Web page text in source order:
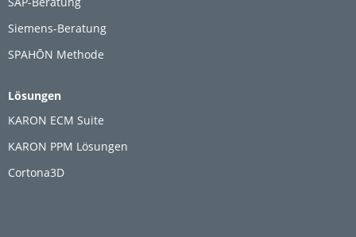
Siemens-Beratung
SPAHŌN Methode
Lösungen
KARON ECM Suite
KARON PPM Lösungen
Cortona3D